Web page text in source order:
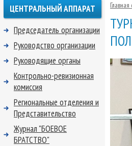
Главная
ЦЕНТРАЛЬНЫЙ АППАРАТ
Председатель организации
Руководство организации
Руководящие органы
Контрольно-ревизионная
комиссия
Региональные отделения и
Представительство
Журнал "БОЕВОЕ
БРАТСТВО"